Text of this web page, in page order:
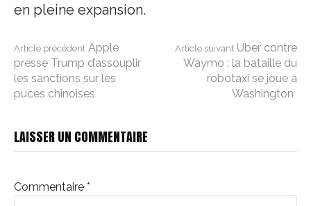
en pleine expansion.
Lire
la
suite
Article précédent Apple
presse Trump d’assouplir
les sanctions sur les
puces chinoises
Article suivant Uber contre
Waymo : la bataille du
robotaxi se joue à
Washington
LAISSER UN COMMENTAIRE
Commentaire *